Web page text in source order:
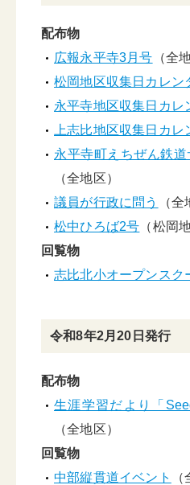
配布物
広報永平寺3月号 （全
松岡地区収集日カレン
永平寺地区収集日カレ
上志比地区収集日カレ
永平寺町えちぜん鉄
（全地区）
議員が行政に問う
（全
松中ひろば2号 （松岡
回覧物
志比北小オープンスク
令和8年2月20日発行
配布物
生涯学習だより「
（全地区）
回覧物
中部縦貫道イベント